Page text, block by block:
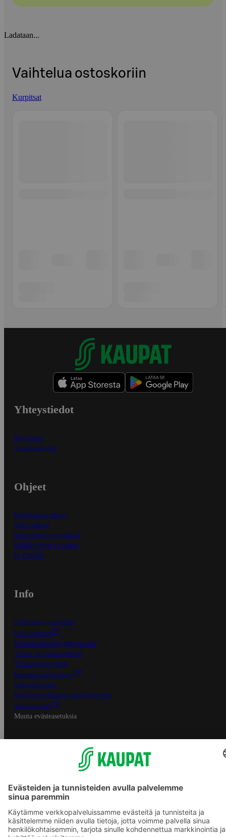
Ladataan...
Vaihtelua ostoskoriin
Kurpitsat
Yhteystiedot
Myymälät
Asiakaspalvelu
Ohjeet
Ensitilaajan ohjeet
Näin maksat
Näin tilaat ja muokkaat
Kaikki ohjeet ja vinkit
In English
Info
S-Business yrityksille
Oiva-raportit
Osuuskauppojen yhteystiedot
Tilaus- ja toimitusehdot
Tietosuojakäytäntö
Palvelun käyttöehdot
Saavutettavuus
Mobiilisovelluksen saavutettavuus
Mainostajalle
Muuta evästeasetuksia
S-ryhmän palvelut
S-ryhmä
Asiakasomistajuus
S-ostoslista -sovellus
Prisma.fi